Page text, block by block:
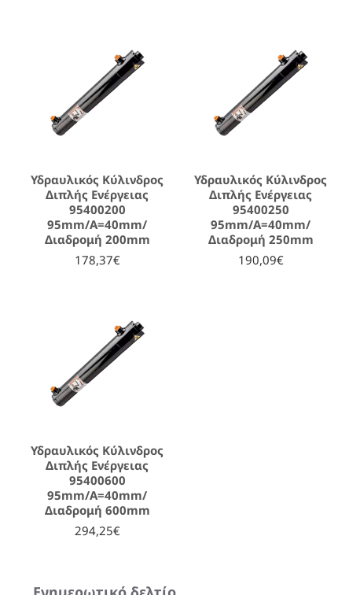
Υδραυλικός Κύλινδρος
Διπλής Ενέργειας
95400200
95mm/A=40mm/
Διαδρομή 200mm
178,37€
Υδραυλικός Κύλινδρος
Διπλής Ενέργειας
95400250
95mm/A=40mm/
Διαδρομή 250mm
190,09€
Υδραυλικός Κύλινδρος
Διπλής Ενέργειας
95400600
95mm/A=40mm/
Διαδρομή 600mm
294,25€